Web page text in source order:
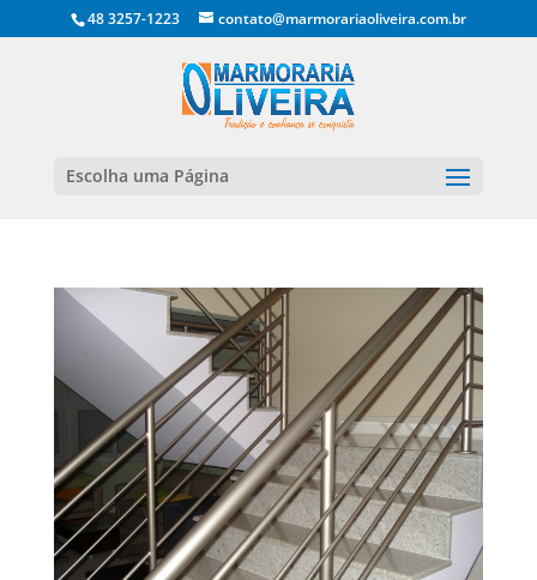
48 3257-1223 contato@marmorariaoliveira.com.br
Escolha uma Página